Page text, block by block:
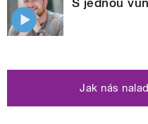
S jednou
Jak nás